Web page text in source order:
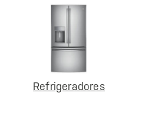
Refrigeradores